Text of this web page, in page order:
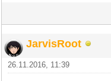
JarvisRoot
26.11.2016, 11:39